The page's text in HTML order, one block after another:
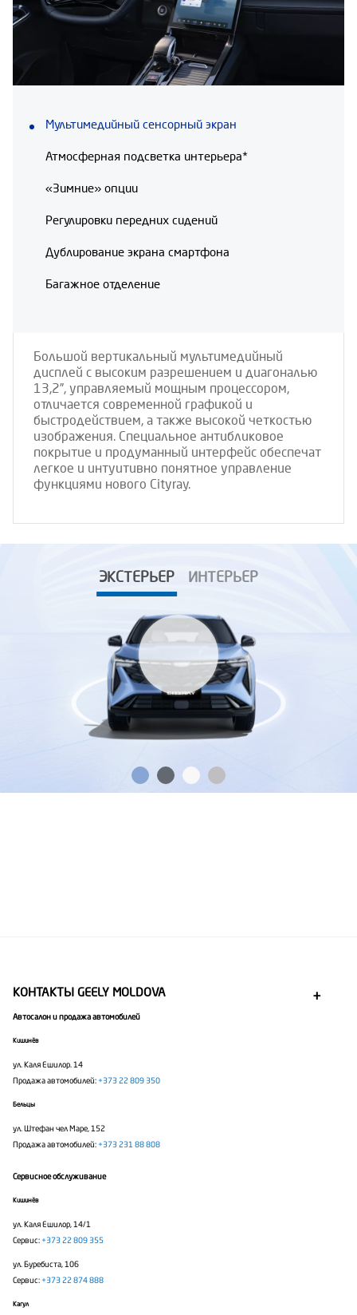
Мультимедийный сенсорный экран
Атмосферная подсветка интерьера*
«Зимние» опции
Регулировки передних сидений
Дублирование экрана смартфона
Багажное отделение
Большой вертикальный мультимедийный
дисплей с высоким разрешением и диагональю
13,2”, управляемый мощным процессором,
отличается современной графикой и
быстродействием, а также высокой четкостью
изображения. Специальное антибликовое
покрытие и продуманный интерфейс обеспечат
легкое и интуитивно понятное управление
функциями нового Cityray.
ЭКСТЕРЬЕР ИНТЕРЬЕР
КОНТАКТЫ GEELY MOLDOVA
Автосалон и продажа автомобилей
Кишинёв
ул. Каля Ешилор. 14
Продажа автомобилей:+373 22 809 350
Бельцы
ул. Штефан чел Маре, 152
Продажа автомобилей:+373 231 88 808
Сервисное обслуживание
Кишинёв
ул. Каля Ешилор, 14/1
Сервис:+373 22 809 355
ул. Буребиста, 106
Сервис:+373 22 874 888
Кагул